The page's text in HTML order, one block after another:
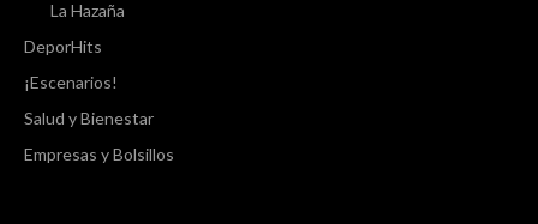
La Hazaña
DeporHits
¡Escenarios!
Salud y Bienestar
Empresas y Bolsillos